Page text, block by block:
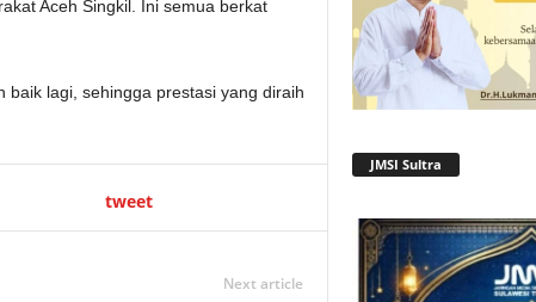
Aceh Singkil. Ini semua berkat
baik lagi, sehingga prestasi yang diraih
tweet
Next article
JMSI Sultra